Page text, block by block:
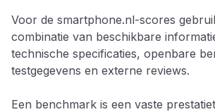
Voor de smartphone.nl-scores
combinatie van beschikbare
technische specificaties, openbare
testgegevens en externe reviews.
Een benchmark is een vaste